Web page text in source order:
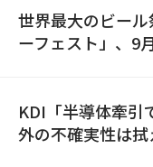
世界最大のビー
ーフェスト」、9
KDI「半導体牽
外の不確実性は拭